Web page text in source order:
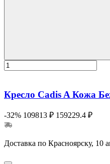
Кресло Cadis A Кожа
-32% 109813 ₽ 159229.4 ₽
Доставка по Красноярску, 10